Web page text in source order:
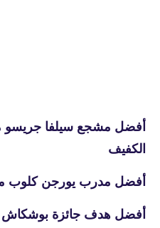
أفضل مشجع سيلفا جريسو
الكفيف
أفضل مدرب يورجن كلوب
أفضل هدف جائزة بوشكاش